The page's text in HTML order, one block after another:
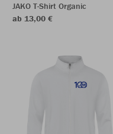
JAKO T-Shirt Organic
ab 13,00 €